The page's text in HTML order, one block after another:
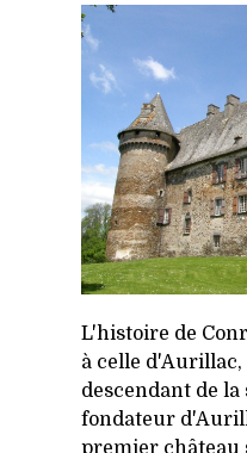
L'histoire de
à celle d'Aurillac,
descendant de
fondateur
premier château